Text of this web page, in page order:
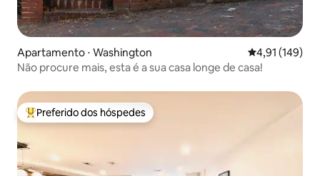
Apartamento ⋅ Washington 4,91 de uma
4,91 (149)
Não procure mais, esta é a sua casa longe de casa!
Entre os melhores preferidos dos hóspedes
Preferido dos hóspedes